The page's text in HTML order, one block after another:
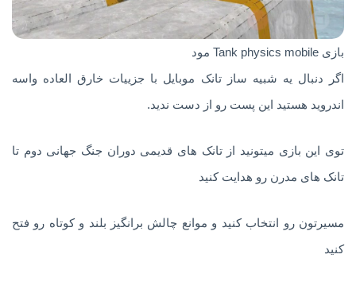
بازی Tank physics mobile مود
اگر دنبال یه شبیه ساز تانک موبایل با جزییات خارق العاده واسه
اندروید هستید این پست رو از دست ندید.
توی این بازی میتونید از تانک های قدیمی دوران جنگ جهانی دوم تا
تانک های مدرن رو هدایت کنید
مسیرتون رو انتخاب کنید و موانع چالش برانگیز بلند و کوتاه رو فتح
کنید